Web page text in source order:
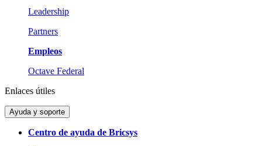
Leadership
Partners
Empleos
Octave Federal
Enlaces útiles
Ayuda y soporte
Centro de ayuda de Bricsys